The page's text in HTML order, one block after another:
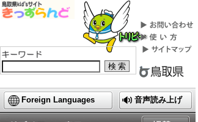
検索
Foreign Languages 音声読み上げ